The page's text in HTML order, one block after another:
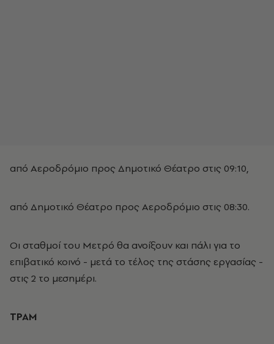
από Αεροδρόμιο προς Δημοτικό Θέατρο στις 09:10,
από Δημοτικό Θέατρο προς Αεροδρόμιο στις 08:30.
Οι σταθμοί του Μετρό θα ανοίξουν και πάλι για το
επιβατικό κοινό - μετά το τέλος της στάσης εργασίας -
στις 2 το μεσημέρι.
ΤΡΑΜ